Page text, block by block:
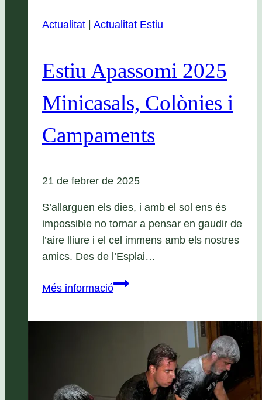
Actualitat Actualitat Estiu
Estiu Apassomi 2025
Minicasals, Colònies i
Campaments
21 de febrer de 2025
S’allarguen els dies, i amb el sol ens és
impossible no tornar a pensar en gaudir de
l’aire lliure i el cel immens amb els nostres
amics. Des de l’Esplai…
Més informacióEstiu
Colònies
Campaments